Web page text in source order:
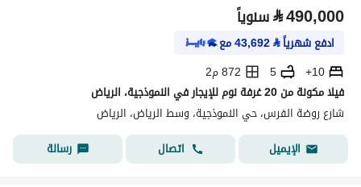
⃁490,000 سنوياً
ادفع شهرياً⃁
43,692مع
10+
5
872 م2
فيلا مكونة من 20 غرفة نوم للإيجار في النموذجية، الرياض
شارع روضة الفرس، حي النموذجية، وسط الرياض، الرياض
الإيميل
اتصال رسالة